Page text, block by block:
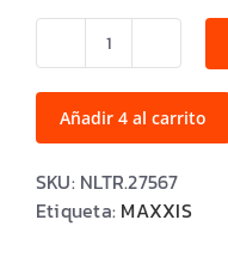
LT275/65R18
AT771
10PR
123/120S
cantidad
Añadir 4 al carrito
SKU: NLTR.27567
Etiqueta: MAXXIS